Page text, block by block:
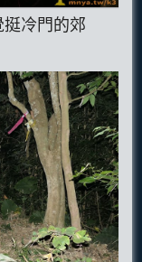
冷門的郊